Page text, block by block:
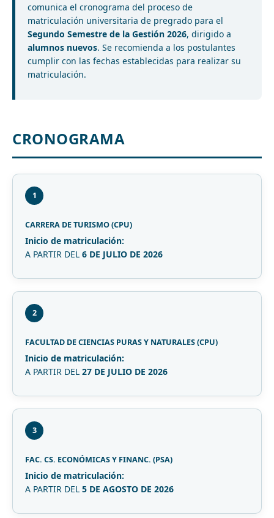
comunica el cronograma del proceso de
matriculación universitaria de pregrado para el
Segundo Semestre de la Gestión 2026, dirigido a
alumnos nuevos. Se recomienda a los postulantes
cumplir con las fechas establecidas para realizar su
matriculación.
CRONOGRAMA
1
CARRERA DE TURISMO (CPU)
Inicio de matriculación:
A PARTIR DEL 6 DE JULIO DE 2026
2
FACULTAD DE CIENCIAS PURAS Y NATURALES (CPU)
Inicio de matriculación:
A PARTIR DEL 27 DE JULIO DE 2026
3
FAC. CS. ECONÓMICAS Y FINANC. (PSA)
Inicio de matriculación:
A PARTIR DEL 5 DE AGOSTO DE 2026